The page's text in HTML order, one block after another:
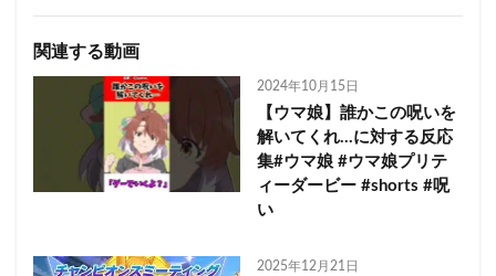
関連する動画
2024年10月15日
【ウマ娘】誰かこの呪いを
解いてくれ…に対する反応
集#ウマ娘 #ウマ娘プリテ
ィーダービー #shorts #呪
い
2025年12月21日